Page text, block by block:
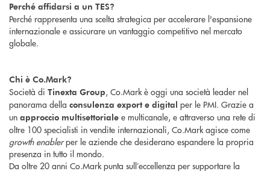
Perché affidarsi a un TES?
Perché rappresenta una scelta strategica per accelerare l'espansione
internazionale e assicurare un vantaggio competitivo nel mercato
globale.
Chi è Co.Mark?
Società di Tinexta Group, Co.Mark è oggi una società leader nel
panorama della consulenza export e digital per le PMI. Grazie a
un approccio multisettoriale e multicanale, e attraverso una rete di
oltre 100 specialisti in vendite internazionali, Co.Mark agisce come
growth enablerper le aziende che desiderano espandere la propria
presenza in tutto il mondo.
Da oltre 20 anni Co.Mark punta sull’eccellenza per supportare la